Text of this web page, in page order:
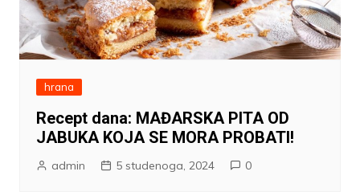
hrana
Recept dana: MAĐARSKA PITA OD
JABUKA KOJA SE MORA PROBATI!
admin 5 studenoga, 2024 0